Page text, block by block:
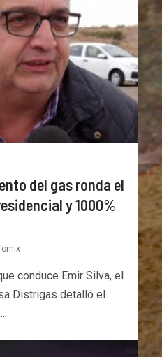
del gas ronda el
y 1000%
conduce Emir Silva, el
Distrigas detalló el